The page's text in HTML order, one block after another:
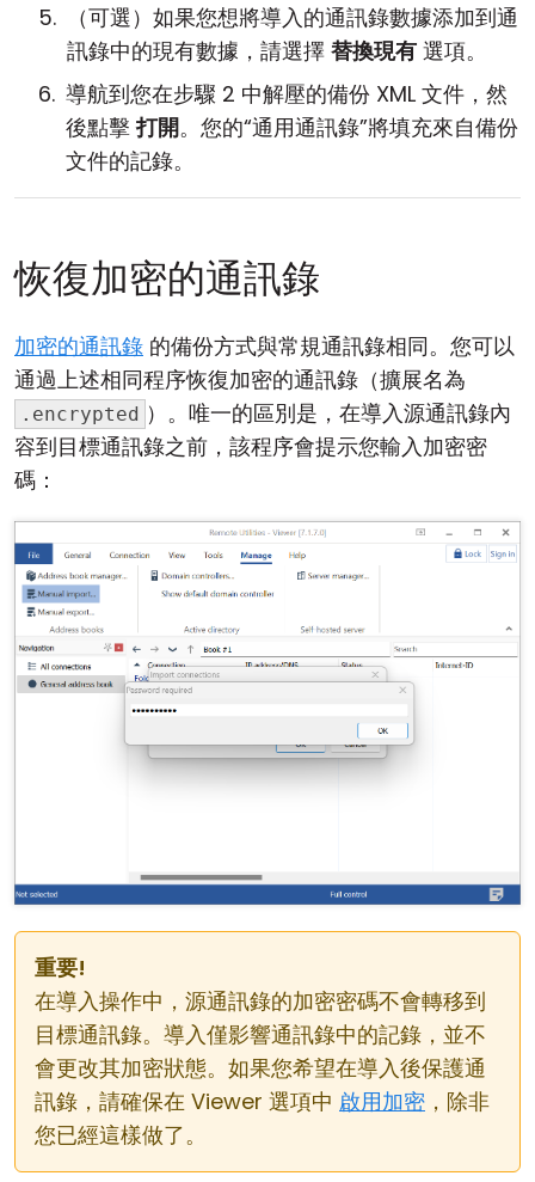
（可選）如果您想將導入的通訊錄數據添加到通
訊錄中的現有數據，請選擇 替換現有 選項。
導航到您在步驟 2 中解壓的備份 XML 文件，然
後點擊打開。您的“通用通訊錄”將填充來自備份
文件的記錄。
恢復加密的通訊錄
加密的通訊錄 的備份方式與常規通訊錄相同。您可以
通過上述相同程序恢復加密的通訊錄（擴展名為
.encrypted ）。唯一的區別是，在導入源通訊錄內
容到目標通訊錄之前，該程序會提示您輸入加密密
碼：
重要!
在導入操作中，源通訊錄的加密密碼不會轉移到
目標通訊錄。導入僅影響通訊錄中的記錄，並不
會更改其加密狀態。如果您希望在導入後保護通
訊錄，請確保在 Viewer 選項中 啟用加密 ，除非
您已經這樣做了。